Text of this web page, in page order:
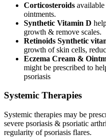
Corticosteroids available
ointments.
Synthetic Vitamin D
growth & remove scales.
Retinoids Synthetic
growth of skin cells,
Eczema Cream &
might be prescribed to
psoriasis
Systemic Therapies
Systemic therapies may be
severe psoriasis & psoriatic
regularity of psoriasis flares.